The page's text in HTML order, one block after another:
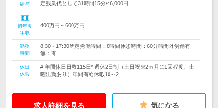
給与
定残業代として31時間15分/46,000円…
初年度
年収
400万円～600万円
勤務
時間
8:30～17:30所定労働時間：8時間休憩時間：60分時間外労働有
無：有
休日
休暇
# 年間休日日数115日* 週休2日制（土日祝※2ヵ月に1回程度、土
曜出勤あり）年間有給休暇10～2…
求人詳細を見る 気になる